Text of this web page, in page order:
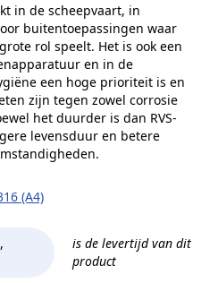
in de scheepvaart, in
buitentoepassingen waar
rol speelt. Het is ook een
en in de
een hoge prioriteit is en
zijn tegen zowel corrosie
het duurder is dan RVS-
levensduur en betere
(A4)
is de levertijd van dit
product